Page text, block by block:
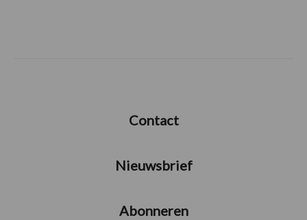
Contact
Nieuwsbrief
Abonneren